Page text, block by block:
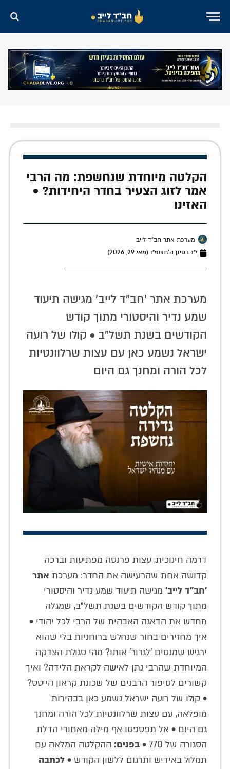
הקלטה מיוחדת שנחשפת: מה הרבי
אמר לזוג הצעיר בחדר היחידות? •
האזינו
מערכת אתר חב"ד לייב
י״ג בסיון ה׳תשפ״ו (מאי 29, 2026)
מערכת אתר 'חב"ד לייב' מגישה תיעוד
שמע נדיר והיסטורי מתוך קודש
הקודשים בשנת תשל"ב • קולו של רועה
ישראל נשמע כאן עם עצות שרלוונטיות
לכל הורה ומחנך גם היום
דרמה חינוכית, עצות פרנסה מפתיעות וברכה
קדושה אחת שהרעישה את החדר: מערכת אתר
'חב"ד לייב' מגישה תיעוד שמע נדיר והיסטורי
מתוך קודש הקודשים בשנת תשל"ב, שמגלה
מחדש את הדאגה האבהית של הרבי לכל יהודי •
איך מחזירים בחור שנחלש ברוחניות בלי שהוא
ירגיש שמנסים 'לגרור' אותו? מהי סגולת הצדקה
המיוחדת שהרבי נתן לאישה לקראת הלידה? ואיך
קשורים לסיפור הרבנים של שכונת קראון הייטס?
• קולו של רועה ישראל נשמע כאן בבהירות
מופלאה, עם עצות שרלוונטיות לכל הורה ומחנך
גם היום • אל תפספסו אף מילה מאחורי הדלת
הסגורה של 770 •
בפנים: ההקלטה המלאה עם
תמלול באידיש ותרגום ללשון הקודש • לכתבה